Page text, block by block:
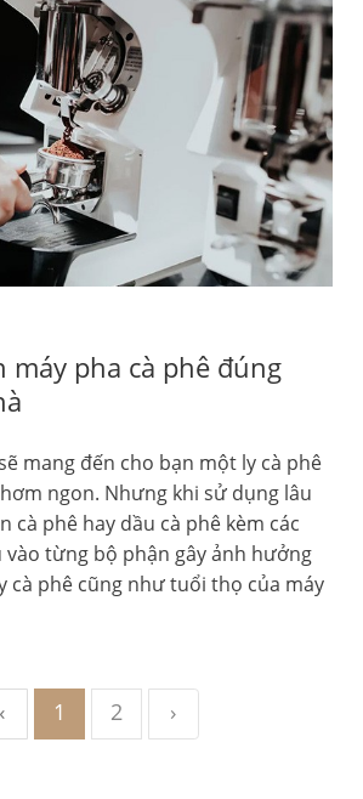
máy pha cà phê đúng
mang đến cho bạn một ly cà phê
ngon. Nhưng khi sử dụng lâu
cà phê hay dầu cà phê kèm các
vào từng bộ phận gây ảnh hưởng
cà phê cũng như tuổi thọ của máy
‹ 1 2 ›